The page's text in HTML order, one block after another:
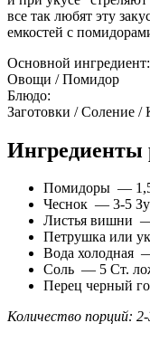
все так любят эту
емкостей с
Основной ингредиент:
Овощи / Помидор
Блюдо:
Заготовки / Соление /
Ингредиенты
Помидоры —
Чеснок — 3-5
Листья вишни
Петрушка или
Вода холодная
Соль — 5 Ст.
Перец черный
Количество порций: